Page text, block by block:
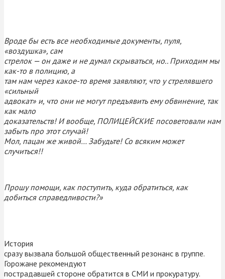
Вроде бы есть все необходимые документы, пуля,
«воздушка», сам
стрелок — он даже и не думал скрываться, но.. Приходим мы
как-то в полицию, а
там нам через какое-то время заявляют, что у стрелявшего
«сильный
адвокат» и, что они не могут предъявить ему обвинение, так
как мало
доказательств! И вообще, ПОЛИЦЕЙСКИЕ посоветовали нам
забыть про этот случай!
Мол, пацан же живой… Забудьте! Со всяким может
случиться!!
Прошу помощи, как поступить, куда обратиться, как
добиться справедливости?»
История
сразу вызвала большой общественный резонанс в группе.
Горожане рекомендуют
пострадавшей стороне обратится в СМИ и прокуратуру.